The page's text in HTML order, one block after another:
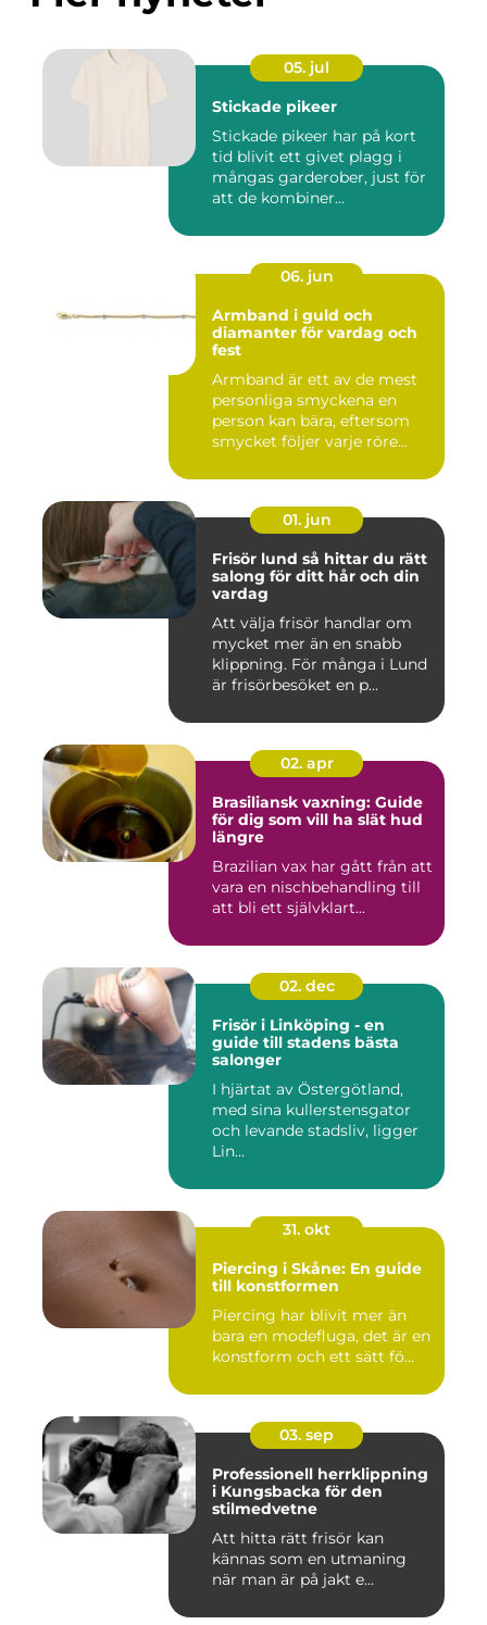
05. jul
Stickade pikeer
Stickade pikeer har på kort
tid blivit ett givet plagg i
mångas garderober, just för
att de kombiner...
06. jun
Armband i guld och
diamanter för vardag och
fest
Armband är ett av de mest
personliga smyckena en
person kan bära, eftersom
smycket följer varje röre...
01. jun
Frisör lund så hittar du rätt
salong för ditt hår och din
vardag
Att välja frisör handlar om
mycket mer än en snabb
klippning. För många i Lund
är frisörbesöket en p...
02. apr
Brasiliansk vaxning: Guide
för dig som vill ha slät hud
längre
Brazilian vax har gått från att
vara en nischbehandling till
att bli ett självklart...
02. dec
Frisör i Linköping - en
guide till stadens bästa
salonger
I hjärtat av Östergötland,
med sina kullerstensgator
och levande stadsliv, ligger
Lin...
31. okt
Piercing i Skåne: En guide
till konstformen
Piercing har blivit mer än
bara en modefluga, det är en
konstform och ett sätt fö...
03. sep
Professionell herrklippning
i Kungsbacka för den
stilmedvetne
Att hitta rätt frisör kan
kännas som en utmaning
när man är på jakt e...